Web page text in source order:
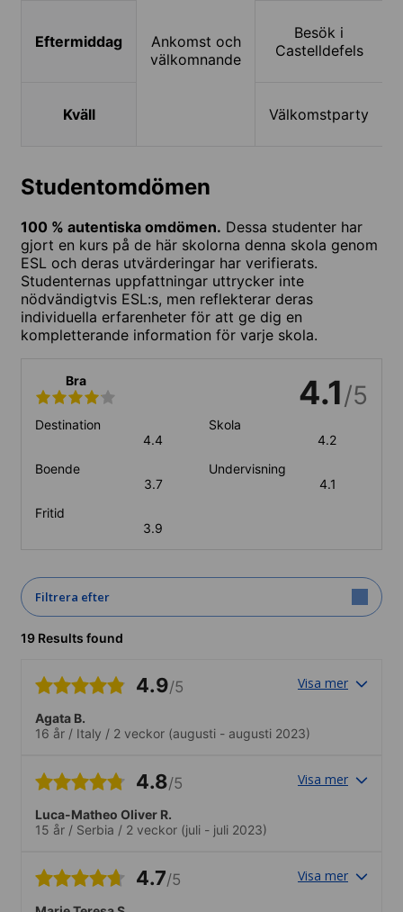
Ankomst och
välkomnande
Eftermiddag
Besök i
Castelldefels
Kväll Välkomstparty
Studentomdömen
100 % autentiska omdömen. Dessa studenter har
gjort en kurs på de här skolorna denna skola genom
ESL och deras utvärderingar har verifierats.
Studenternas uppfattningar uttrycker inte
nödvändigtvis ESL:s, men reflekterar deras
individuella erfarenheter för att ge dig en
kompletterande information för varje skola.
Bra 4.1/5
Destination
4.4
Skola
4.2
Boende
3.7
Undervisning
4.1
Fritid
3.9
Filtrera efter
19 Results found
4.9/5 Visa mer
Agata B.
16 år / Italy / 2 veckor (augusti - augusti 2023)
4.8/5 Visa mer
Luca-Matheo Oliver R.
15 år / Serbia / 2 veckor (juli - juli 2023)
4.7/5 Visa mer